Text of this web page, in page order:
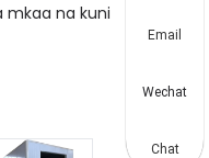
mkaa na kuni
Email
Wechat
Chat